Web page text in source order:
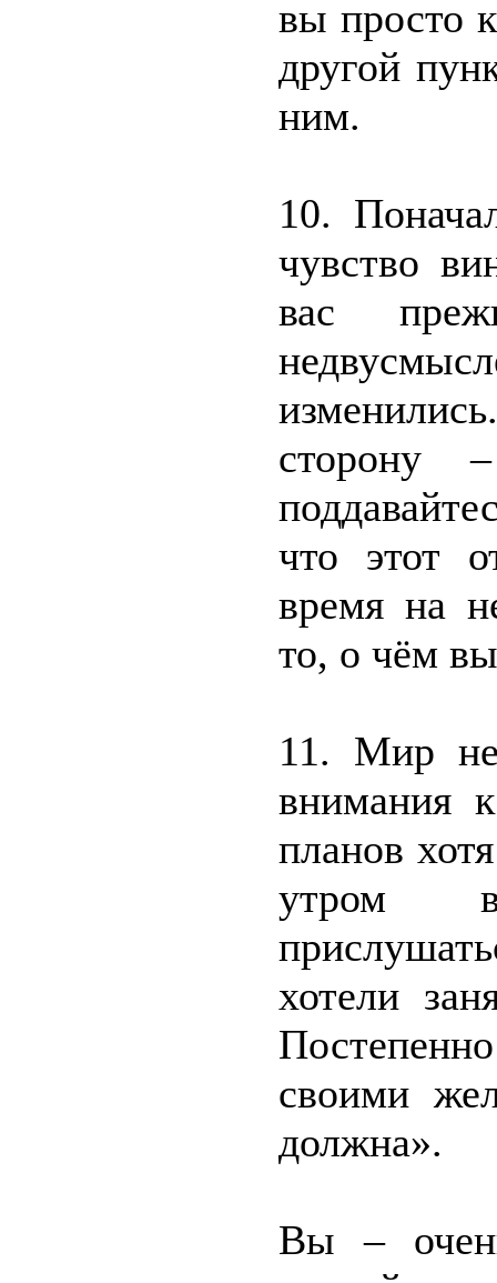
вы просто
другой
ним.
10.
чувство
вас
сторону
что этот
время на
то, о чём
11. Мир не
внимания
планов
утром в
хотели
своими
должна».
Вы –